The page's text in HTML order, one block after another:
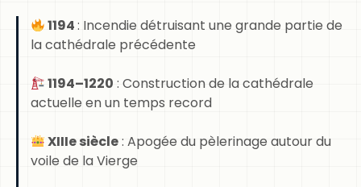
1194: Incendie détruisant une grande partie de
la cathédrale précédente
1194–1220 : Construction de la cathédrale
actuelle en un temps record
XIIIe siècle: Apogée du pèlerinage autour du
voile de la Vierge